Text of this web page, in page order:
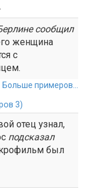
сообщил
женщина
с
Больше примеров...
3)
отец узнал,
подсказал
был